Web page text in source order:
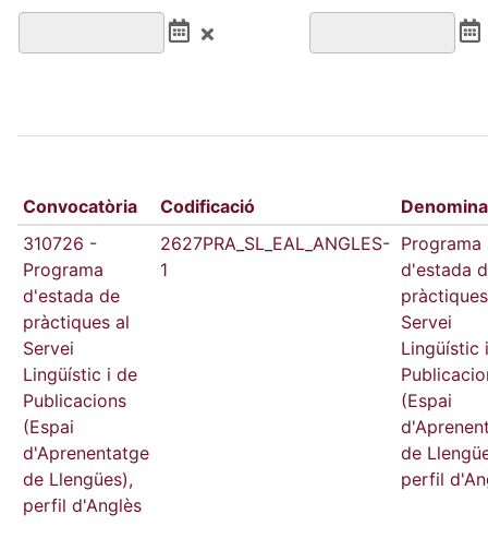
Convocatòria Codificació
310726 -
Programa
d'estada de
pràctiques al
Servei
Lingüístic i de
Publicacions
(Espai
d'Aprenentatge
de Llengües),
perfil d'Anglès
2627PRA_SL_EAL_ANGLES-
1
Programa
d'estada
Servei
Lingüístic
(Espai
de
perfil